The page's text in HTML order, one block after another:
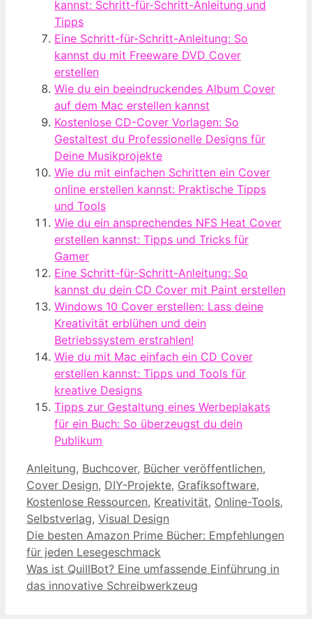
kannst: Schritt-für-Schritt-Anleitung und
Tipps
Eine Schritt-für-Schritt-Anleitung: So
kannst du mit Freeware DVD Cover
erstellen
Wie du ein beeindruckendes Album Cover
auf dem Mac erstellen kannst
Kostenlose CD-Cover Vorlagen: So
Gestaltest du Professionelle Designs für
Deine Musikprojekte
Wie du mit einfachen Schritten ein Cover
online erstellen kannst: Praktische Tipps
und Tools
Wie du ein ansprechendes NFS Heat Cover
erstellen kannst: Tipps und Tricks für
Gamer
Eine Schritt-für-Schritt-Anleitung: So
kannst du dein CD Cover mit Paint erstellen
Windows 10 Cover erstellen: Lass deine
Kreativität erblühen und dein
Betriebssystem erstrahlen!
Wie du mit Mac einfach ein CD Cover
erstellen kannst: Tipps und Tools für
kreative Designs
Tipps zur Gestaltung eines Werbeplakats
für ein Buch: So überzeugst du dein
Publikum
Kategorien
Anleitung, Buchcover, Bücher veröffentlichen,
Cover Design, DIY-Projekte, Grafiksoftware,
Kostenlose Ressourcen, Kreativität, Online-Tools,
Selbstverlag, Visual Design
Die besten Amazon Prime Bücher: Empfehlungen
für jeden Lesegeschmack
Was ist QuillBot? Eine umfassende Einführung in
das innovative Schreibwerkzeug